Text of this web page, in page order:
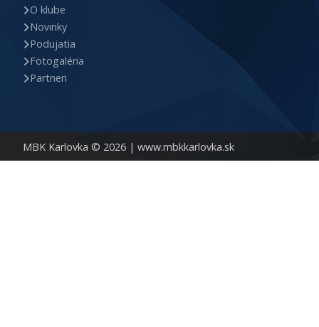
MBK Karlovka © 2026 | www.mbkkarlovka.sk
O klube
Novinky
Podujatia
Fotogaléria
Partneri